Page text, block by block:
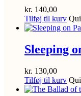
kr. 140,00
Tilføj til kurv
Sleeping
kr. 130,00
Tilføj til kurv